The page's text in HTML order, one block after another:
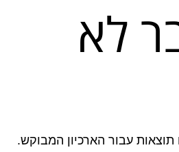
לא
עבור הארכיון המבוקש.